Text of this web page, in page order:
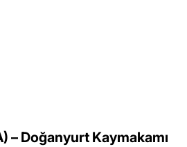
– Doğanyurt Kaymakamı